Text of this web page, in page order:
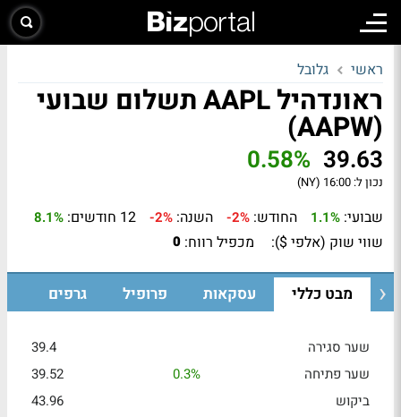
ראשי גלובל
ראונדהיל AAPL תשלום שבועי
(AAPW)
39.63
0.58%
נכון ל: 16:00 (NY)
שבועי: 1.1% החודש: -2% השנה: -2% 12 חודשים: 8.1%
שווי שוק (אלפי $): מכפיל רווח: 0
מבט כללי עסקאות פרופיל גרפים
שער סגירה
39.4
שער פתיחה
0.3%
39.52
ביקוש
43.96